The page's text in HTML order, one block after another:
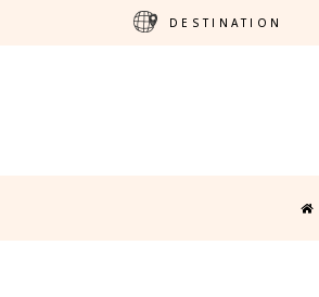
DESTINATION